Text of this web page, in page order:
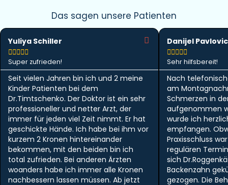
Das sagen unsere Patienten
Yuliya Schiller

Super zufrieden!
Seit vielen Jahren bin ich und 2 meine
Kinder Patienten bei dem
Dr.Timtschenko. Der Doktor ist ein sehr
professioneller und netter Arzt, der
immer für jeden viel Zeit nimmt. Er hat
geschickte Hände. Ich habe bei ihm vor
kurzem 2 Kronen hintereinander
bekommen, mit den beiden bin ich
total zufrieden. Bei anderen Ärzten
woanders habe ich immer alle Kronen
nachbessern lassen müssen. Ab jetzt
Danijel Pavlovic

Sehr hilfsbereit!
Nach
am
Schmerzen in
aufgenommen
wurde ich
empfangen.
Praxisschluss
regulären
sich
Backenzahn
gezogen. Die